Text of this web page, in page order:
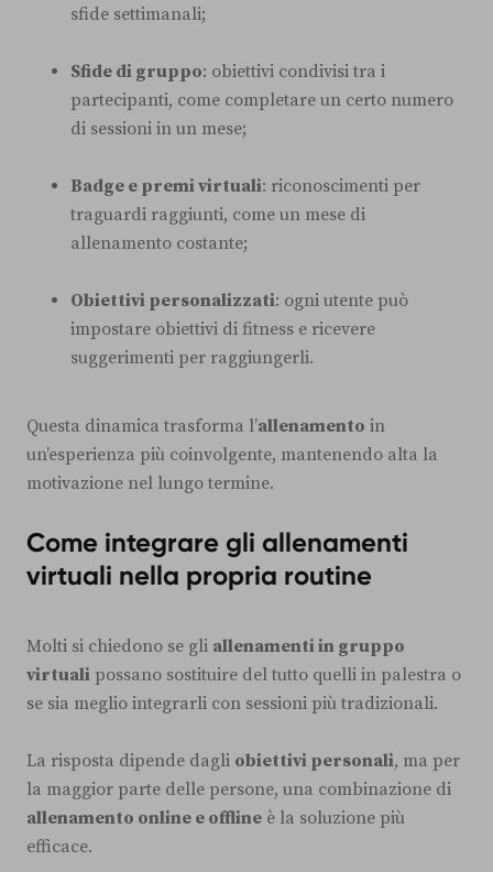
sfide settimanali;
Sfide di gruppo: obiettivi condivisi tra i
partecipanti, come completare un certo numero
di sessioni in un mese;
Badge e premi virtuali: riconoscimenti per
traguardi raggiunti, come un mese di
allenamento costante;
Obiettivi personalizzati: ogni utente può
impostare obiettivi di fitness e ricevere
suggerimenti per raggiungerli.
Questa dinamica trasforma l’allenamento in
un’esperienza più coinvolgente, mantenendo alta la
motivazione nel lungo termine.
Come integrare gli allenamenti
virtuali nella propria routine
Molti si chiedono se gli allenamenti in gruppo
virtuali possano sostituire del tutto quelli in palestra o
se sia meglio integrarli con sessioni più tradizionali.
La risposta dipende dagli obiettivi personali, ma per
la maggior parte delle persone, una combinazione di
allenamento online e offline è la soluzione più
efficace.